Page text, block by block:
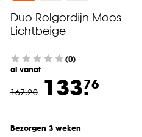
Duo Rolgordijn Moos
Lichtbeige
(0)
al vanaf
167.20 133.76
Bezorgen 3 weken